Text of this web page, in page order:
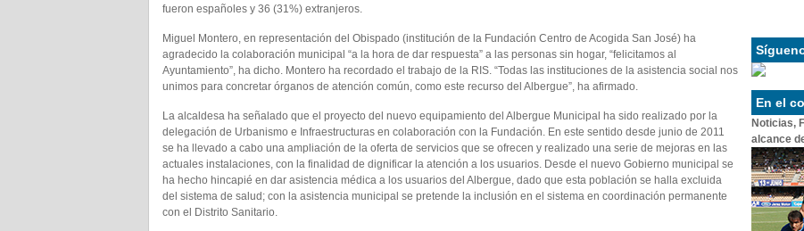
fueron españoles y 36 (31%) extranjeros.
Miguel Montero, en representación del Obispado (institución de la Fundación Centro de Acogida San José) ha
agradecido la colaboración municipal “a la hora de dar respuesta” a las personas sin hogar, “felicitamos al
Ayuntamiento”, ha dicho. Montero ha recordado el trabajo de la RIS. “Todas las instituciones de la asistencia social nos
unimos para concretar órganos de atención común, como este recurso del Albergue”, ha afirmado.
La alcaldesa ha señalado que el proyecto del nuevo equipamiento del Albergue Municipal ha sido realizado por la
delegación de Urbanismo e Infraestructuras en colaboración con la Fundación. En este sentido desde junio de 2011
se ha llevado a cabo una ampliación de la oferta de servicios que se ofrecen y realizado una serie de mejoras en las
actuales instalaciones, con la finalidad de dignificar la atención a los usuarios. Desde el nuevo Gobierno municipal se
ha hecho hincapié en dar asistencia médica a los usuarios del Albergue, dado que esta población se halla excluida
del sistema de salud; con la asistencia municipal se pretende la inclusión en el sistema en coordinación permanente
con el Distrito Sanitario.
En el
Noticias,
alcance